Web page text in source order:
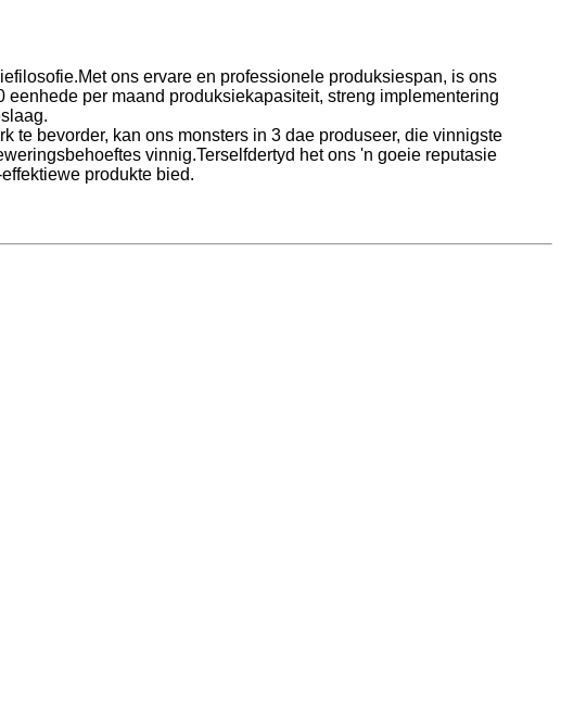
ons ervare en professionele produksiespan, is ons
per maand produksiekapasiteit, streng implementering
te bevorder, kan ons monsters in 3 dae produseer, die vinnigste
vinnig.Terselfdertyd het ons 'n goeie reputasie
produkte bied.